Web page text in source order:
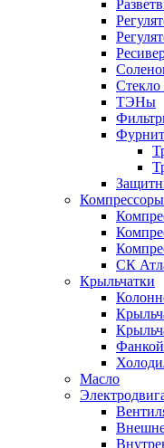
Стекло
ТЭНы
Компрессоры
СК
Крыльчатки
Масло